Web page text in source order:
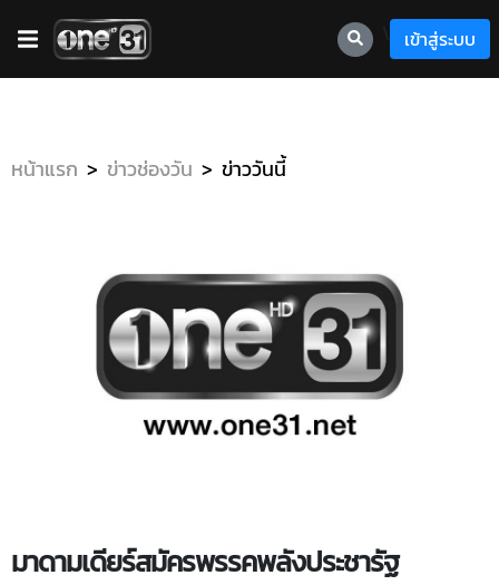
เข้าสู่ระบบ
หน้าแรก ข่าวช่องวัน ข่าววันนี้
มาดามเดียร์สมัครพรรคพลังประชารัฐ